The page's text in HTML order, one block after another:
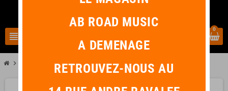
view_headline
0
chevron_right DUNLOP Médiator TORTEX FLEX Standard 1,14 mm
AB ROAD MUSIC
A DEMENAGE
RETROUVEZ-NOUS AU